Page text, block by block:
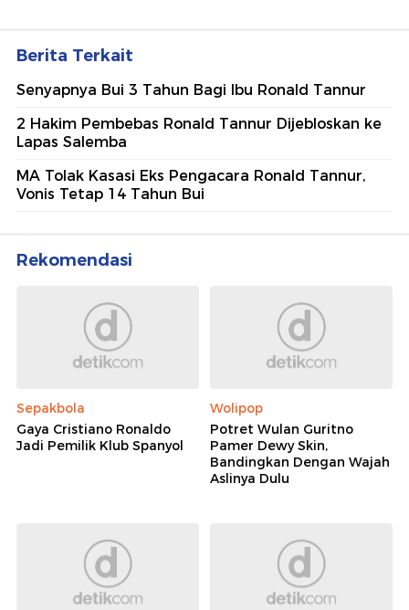
Berita Terkait
Senyapnya Bui 3 Tahun Bagi Ibu Ronald Tannur
2 Hakim Pembebas Ronald Tannur Dijebloskan ke
Lapas Salemba
MA Tolak Kasasi Eks Pengacara Ronald Tannur,
Vonis Tetap 14 Tahun Bui
Rekomendasi
Sepakbola
Gaya Cristiano Ronaldo
Jadi Pemilik Klub Spanyol
Wolipop
Potret Wulan Guritno
Pamer Dewy Skin,
Bandingkan Dengan Wajah
Aslinya Dulu